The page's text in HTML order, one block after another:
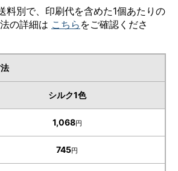
料別で、印刷代を含めた1個あたりの
の詳細は こちら をご確認くださ
シルク1色
1,068円
745円